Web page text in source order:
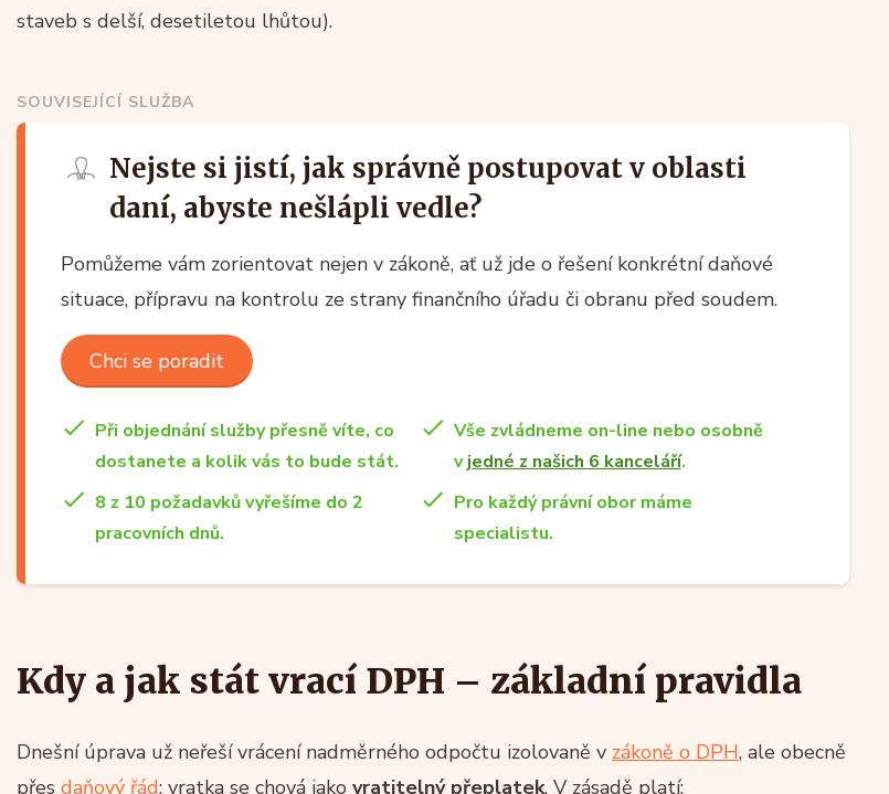
staveb s delší, desetiletou lhůtou).
SOUVISEJÍCÍ SLUŽBA
Nejste si jistí, jak správně postupovat v oblasti
daní, abyste nešlápli vedle?
Pomůžeme vám zorientovat nejen v zákoně, ať už jde o řešení konkrétní daňové
situace, přípravu na kontrolu ze strany finančního úřadu či obranu před soudem.
Chci se poradit
Při objednání služby přesně víte, co
dostanete a kolik vás to bude stát.
Vše zvládneme on-line nebo osobně
vjedné z našich 6 kanceláří.
8 z 10 požadavků vyřešíme do 2
pracovních dnů.
Pro každý právní obor máme
specialistu.
Kdy a jak stát vrací DPH – základní pravidla
Dnešní úprava už neřeší vrácení nadměrného odpočtu izolovaně v zákoně o DPH, ale obecně
přes daňový řád: vratka se chová jako vratitelný přeplatek. V zásadě platí: